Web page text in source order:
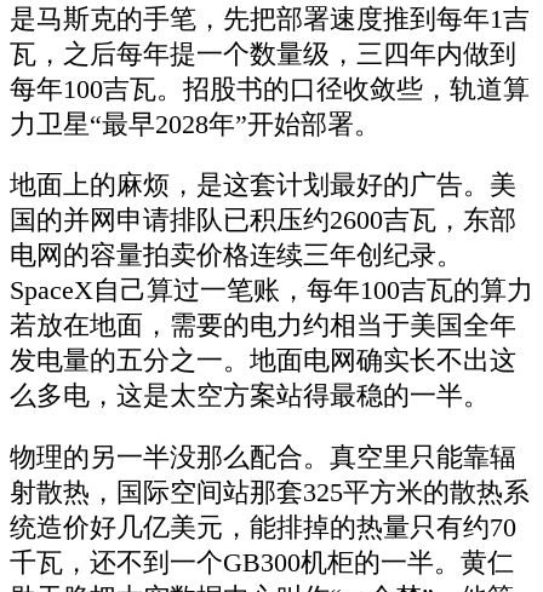
是马斯克的手笔，先把部署速度推到每年1吉
瓦，之后每年提一个数量级，三四年内做到
每年100吉瓦。招股书的口径收敛些，轨道算
力卫星“最早2028年”开始部署。
地面上的麻烦，是这套计划最好的广告。美
国的并网申请排队已积压约2600吉瓦，东部
电网的容量拍卖价格连续三年创纪录。
SpaceX自己算过一笔账，每年100吉瓦的算力
若放在地面，需要的电力约相当于美国全年
发电量的五分之一。地面电网确实长不出这
么多电，这是太空方案站得最稳的一半。
物理的另一半没那么配合。真空里只能靠辐
射散热，国际空间站那套325平方米的散热系
统造价好几亿美元，能排掉的热量只有约70
千瓦，还不到一个GB300机柜的一半。黄仁